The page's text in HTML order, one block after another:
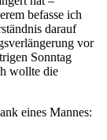
befasse ich
darauf
vor
Sonntag
wollte die
eines Mannes: